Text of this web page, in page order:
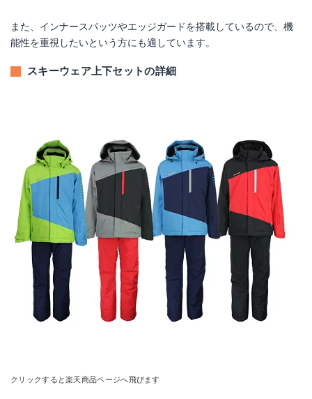
また、インナースパッツやエッジガードを搭載しているので、機
能性を重視したいという方にも適しています。
スキーウェア上下セットの詳細
クリックすると楽天商品ページへ飛びます